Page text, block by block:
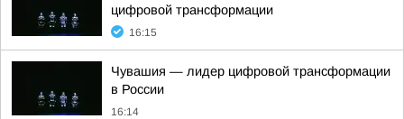
цифровой трансформации
16:15
Чувашия — лидер цифровой трансформации
в России
16:14